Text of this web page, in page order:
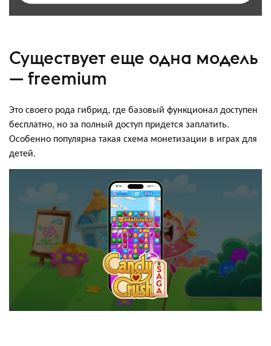
Существует еще одна модель
— freemium
Это своего рода гибрид, где базовый функционал доступен
бесплатно, но за полный доступ придется заплатить.
Особенно популярна такая схема монетизации в играх для
детей.